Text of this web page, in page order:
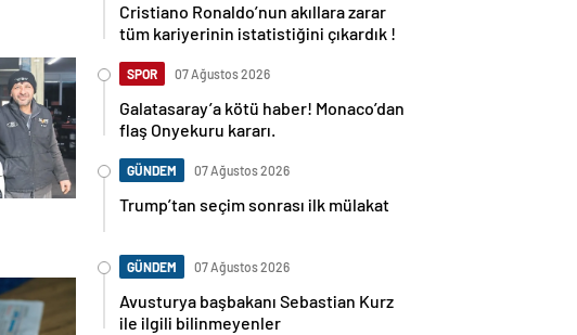
Cristiano Ronaldo’nun akıllara zarar
tüm kariyerinin istatistiğini çıkardık !
SPOR 07 Ağustos 2026
Galatasaray’a kötü haber! Monaco’dan
flaş Onyekuru kararı.
GÜNDEM 07 Ağustos 2026
Trump’tan seçim sonrası ilk mülakat
GÜNDEM 07 Ağustos 2026
Avusturya başbakanı Sebastian Kurz
ile ilgili bilinmeyenler